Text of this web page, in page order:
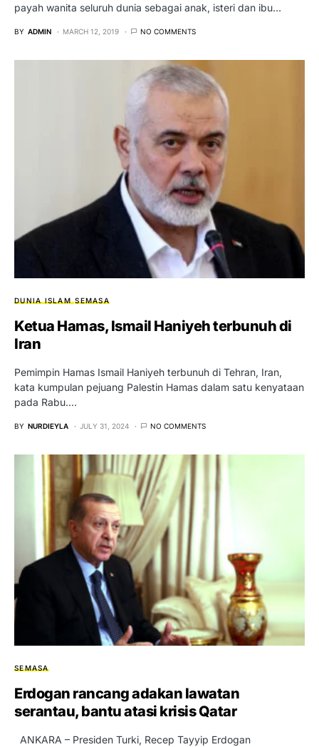
payah wanita seluruh dunia sebagai anak, isteri dan ibu…
BY ADMIN MARCH 12, 2019 NO COMMENTS
DUNIA ISLAM SEMASA
Ketua Hamas, Ismail Haniyeh terbunuh di
Iran
Pemimpin Hamas Ismail Haniyeh terbunuh di Tehran, Iran,
kata kumpulan pejuang Palestin Hamas dalam satu kenyataan
pada Rabu.…
BY NURDIEYLA JULY 31, 2024 NO COMMENTS
SEMASA
Erdogan rancang adakan lawatan
serantau, bantu atasi krisis Qatar
ANKARA – Presiden Turki, Recep Tayyip Erdogan